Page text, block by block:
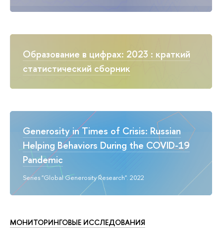
Образование в цифрах: 2023 : краткий
статистический сборник
Generosity in Times of Crisis: Russian
Helping Behaviors During the COVID-19
Pandemic
Series "Global Generosity Research". 2022
МОНИТОРИНГОВЫЕ ИССЛЕДОВАНИЯ